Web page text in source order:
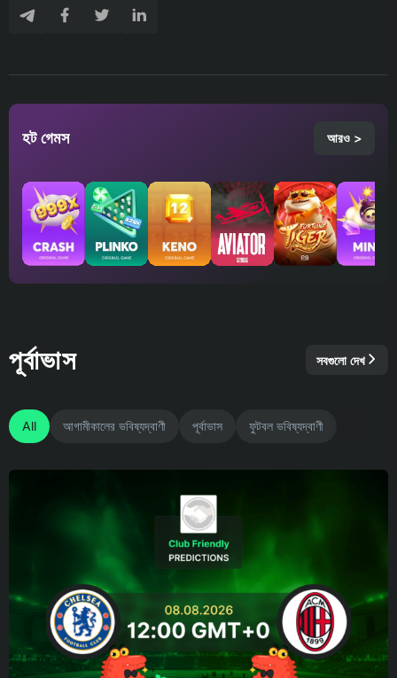
হট গেমস আরও >
পূর্বাভাস সবগুলো দেখ
All আগামীকালের ভবিষ্যদ্বাণী পূর্বাভাস ফুটবল ভবিষ্যদ্বাণী